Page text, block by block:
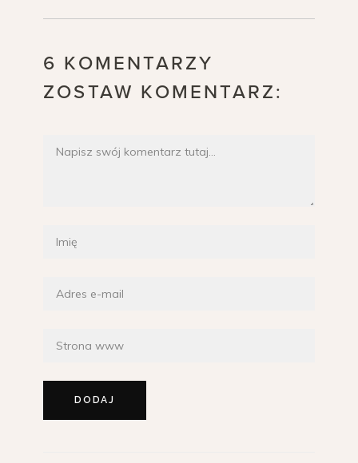
6 KOMENTARZY
ZOSTAW KOMENTARZ: